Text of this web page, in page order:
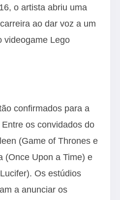
o artista abriu uma
ao dar voz a um
videogame Lego
confirmados para a
os convidados do
(Game of Thrones e
(Once Upon a Time) e
Os estúdios
a anunciar os